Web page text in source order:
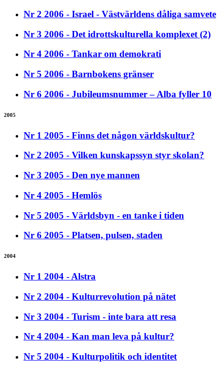
Nr 2 2006 - Israel - Västvärldens dåliga samvete
Nr 3 2006 - Det idrottskulturella komplexet (2)
Nr 4 2006 - Tankar om demokrati
Nr 5 2006 - Barnbokens gränser
Nr 6 2006 - Jubileumsnummer – Alba fyller 10
2005
Nr 1 2005 - Finns det någon världskultur?
Nr 2 2005 - Vilken kunskapssyn styr skolan?
Nr 3 2005 - Den nye mannen
Nr 4 2005 - Hemlös
Nr 5 2005 - Världsbyn - en tanke i tiden
Nr 6 2005 - Platsen, pulsen, staden
2004
Nr 1 2004 - Alstra
Nr 2 2004 - Kulturrevolution på nätet
Nr 3 2004 - Turism - inte bara att resa
Nr 4 2004 - Kan man leva på kultur?
Nr 5 2004 - Kulturpolitik och identitet